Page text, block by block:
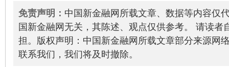
免责声明： 中国新金融网所载文章、数据等内容仅
国新金融网无关，其陈述、观点仅供参考。 请读者
担。版权声明：中国新金融网所载文章部分来源网
联系我们，我们将及时撤除。